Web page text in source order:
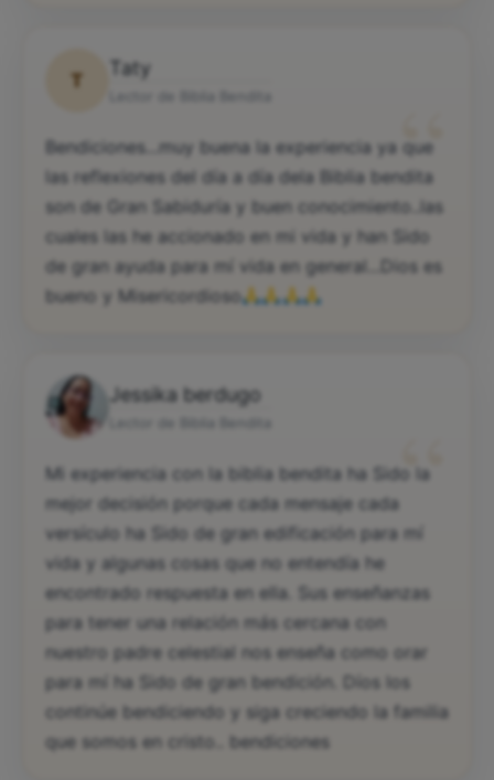
T
Taty
“
Bendiciones...muy buena la experiencia ya que
las reflexiones del día a día dela Biblia bendita
son de Gran Sabiduría y buen conocimiento..las
cuales las he accionado en mi vida y han Sido
de gran ayuda para mí vida en general...Dios es
bueno y Misericordioso
Jessika berdugo
“
Mi experiencia con la biblia bendita ha Sido la
mejor decisión porque cada mensaje cada
versículo ha Sido de gran edificación para mí
vida y algunas cosas que no entendía he
encontrado respuesta en ella. Sus enseñanzas
para tener una relación más cercana con
nuestro padre celestial nos enseña como orar
para mí ha Sido de gran bendición. Díos los
continúe bendiciendo y siga creciendo la familia
que somos en cristo.. bendiciones